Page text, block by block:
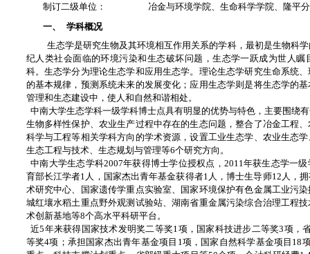
制订二级单位：
冶金与环境学院、生命科学学院、隆平
一、
学科概况
生态学是研究生物及其环境相互作用关系的学科，最初是生物科
纪人类社会面临的环境污染和生态破坏问题，生态学一跃成为世人瞩
科。生态学分为理论生态学和应用生态学。理论生态学研究生命系统
的基本规律，预测系统未来的发展变化；应用生态学则是将生态学的
管理和生态建设中，使人和自然和谐相处。
中南大学生态学科一级学科博士点具有明显的优势与特色，主要围绕
生物多样性保护、农业生产过程中存在的生态问题，整合了冶金工程
科学与工程等相关学科方向的学术资源，设置工业生态学、农业生态
生态工程与技术、生态规划与管理等6个研究方向。
中南大学生态学科2007年获得博士学位授权点，2011年获生态学一
育部长江学者1人，国家杰出青年基金获得者1人，博士生导师12人，
术研究中心、国家遗传学重点实验室、国家环境保护有色金属工业污
城红壤水稻土重点野外观测试验站、湖南省重金属污染综合治理工程
术创新基地等8个高水平科研平台。
近5年来获得国家技术发明奖二等奖1项，国家科技进步二等奖3项，
等奖4项；承担国家杰出青年基金项目1项，国家自然科学基金项目18